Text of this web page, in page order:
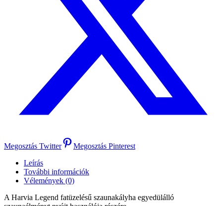
Megosztás Twitter
Megosztás Pinterest
Leírás
További információk
Vélemények (0)
A Harvia Legend fatüzelésű szaunakályha egyedülálló